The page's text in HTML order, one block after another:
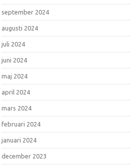
september 2024
augusti 2024
juli 2024
juni 2024
maj 2024
april 2024
mars 2024
februari 2024
januari 2024
december 2023